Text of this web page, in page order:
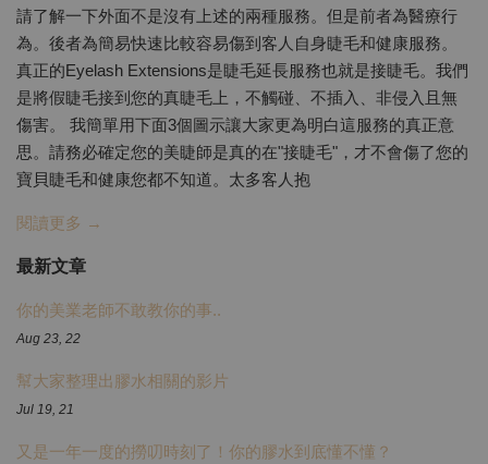
請了解一下外面不是沒有上述的兩種服務。但是前者為醫療行
為。後者為簡易快速比較容易傷到客人自身睫毛和健康服務。
真正的Eyelash Extensions是睫毛延長服務也就是接睫毛。我們
是將假睫毛接到您的真睫毛上，不觸碰、不插入、非侵入且無
傷害。 我簡單用下面3個圖示讓大家更為明白這服務的真正意
思。請務必確定您的美睫師是真的在"接睫毛"，才不會傷了您的
寶貝睫毛和健康您都不知道。太多客人抱
閱讀更多 →
最新文章
你的美業老師不敢教你的事..
Aug 23, 22
幫大家整理出膠水相關的影片
Jul 19, 21
又是一年一度的撈叨時刻了！你的膠水到底懂不懂？